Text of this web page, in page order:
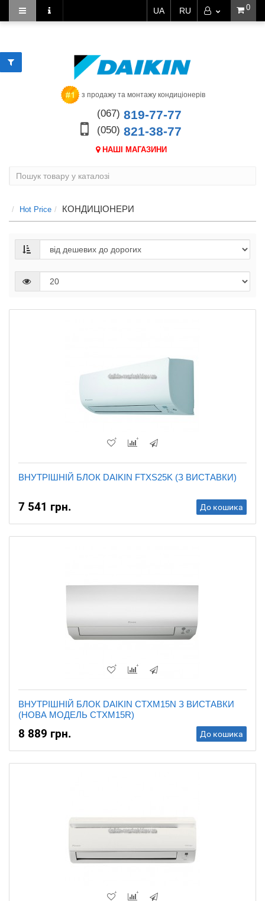
0
UA RU
з продажу та монтажу кондиціонерів
(067) 819-77-77
(050) 821-38-77
НАШІ МАГАЗИНИ
Hot Price КОНДИЦІОНЕРИ
ВНУТРІШНІЙ БЛОК DAIKIN FTXS25K (З ВИСТАВКИ)
7 541 грн. До кошика
ВНУТРІШНІЙ БЛОК DAIKIN CTXM15N З ВИСТАВКИ
(НОВА МОДЕЛЬ CTXM15R)
8 889 грн. До кошика